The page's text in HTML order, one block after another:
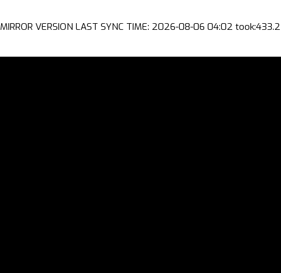
MIRROR VERSION LAST SYNC TIME: 2026-08-06 04:02